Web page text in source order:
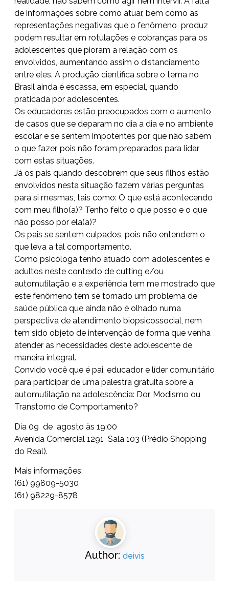
de informações sobre como atuar, bem como as
representações negativas que o fenômeno produz
podem resultar em rotulações e cobranças para os
adolescentes que pioram a relação com os
envolvidos, aumentando assim o distanciamento
entre eles. A produção científica sobre o tema no
Brasil ainda é escassa, em especial, quando
praticada por adolescentes.
Os educadores estão preocupados com o aumento
de casos que se deparam no dia a dia e no ambiente
escolar e se sentem impotentes por que não sabem
o que fazer, pois não foram preparados para lidar
com estas situações.
Já os pais quando descobrem que seus filhos estão
envolvidos nesta situação fazem várias perguntas
para si mesmas, tais como: O que está acontecendo
com meu filho(a)? Tenho feito o que posso e o que
não posso por ela(a)?
Os pais se sentem culpados, pois não entendem o
que leva a tal comportamento.
Como psicóloga tenho atuado com adolescentes e
adultos neste contexto de cutting e/ou
automutilação e a experiência tem me mostrado que
este fenômeno tem se tornado um problema de
saúde pública que ainda não é olhado numa
perspectiva de atendimento biopsicossocial, nem
tem sido objeto de intervenção de forma que venha
atender as necessidades deste adolescente de
maneira integral.
Convido você que é pai, educador e líder comunitário
para participar de uma palestra gratuita sobre a
automutilação na adolescência: Dor, Modismo ou
Transtorno de Comportamento?
Dia 09 de agosto às 19:00
Avenida Comercial 1291 Sala 103 (Prédio Shopping
do Real).
Mais informações:
(61) 99809-5030
(61) 98229-8578
Author: deivis